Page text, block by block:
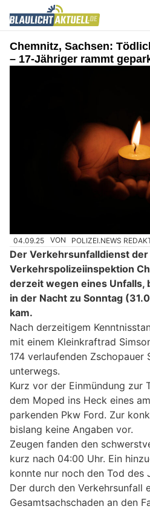
Chemnitz, Sachsen:
– 17-Jähriger rammt
04.09.25 VON POLIZEI.NEWS
Der Verkehrsunfalldienst der
Verkehrspolizeiinspektion
derzeit wegen eines Unfalls,
in der Nacht zu Sonntag
kam.
Nach derzeitigem
mit einem Kleinkraftrad
174 verlaufenden
unterwegs.
Kurz vor der Einmündung zur
dem Moped ins Heck eines
parkenden Pkw Ford. Zur
bislang keine Angaben vor.
Zeugen fanden den
kurz nach 04:00 Uhr. Ein
konnte nur noch den Tod des
Der durch den Verkehrsunfall
Gesamtsachschaden an den